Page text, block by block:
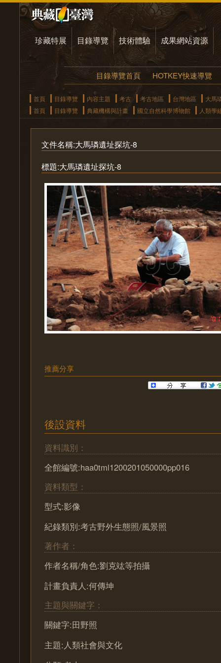
珍藏特展 目錄導覽 技術體驗 成果網站資源
目錄導覽首頁 HOTKEY快速導覽
首頁 目錄導覽 內容主題 考古 考古地區 台灣地區
大馬
首頁
目錄導覽 典藏機構與計畫 國立自然科學博物館 人類學
文件名稱:大馬璘遺址探坑-8
標題:大馬璘遺址探坑-8
推薦分享
後設資料
資料識別：
全館編號:haa0tml1200201050000pp016
資料類型：
型式:影像
紀錄類別:考古野外生態照/風景照
著作者：
作者名稱/角色:劉克竑等拍攝
計畫負責人:何傳坤
主題與關鍵字：
關鍵字:田野照
主題:人類社會與文化